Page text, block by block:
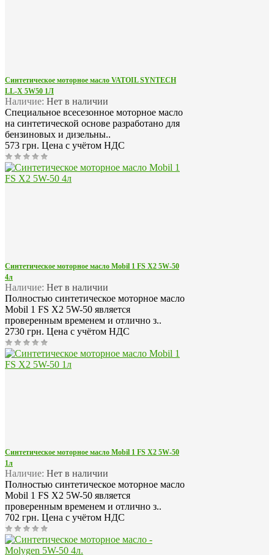
Синтетическое моторное масло VATOIL SYNTECH
LL-X 5W50 1Л
Наличие: Нет в наличии
Специальное всесезонное моторное масло
на синтетической основе разработано для
бензиновых и дизельны..
573 грн. Цена с учётом НДС
Синтетическое моторное масло Mobil 1 FS X2 5W-50
4л
Наличие: Нет в наличии
Полностью синтетическое моторное масло
Mobil 1 FS X2 5W-50 является
проверенным временем и отлично з..
2730 грн. Цена с учётом НДС
Синтетическое моторное масло Mobil 1 FS X2 5W-50
1л
Наличие: Нет в наличии
Полностью синтетическое моторное масло
Mobil 1 FS X2 5W-50 является
проверенным временем и отлично з..
702 грн. Цена с учётом НДС